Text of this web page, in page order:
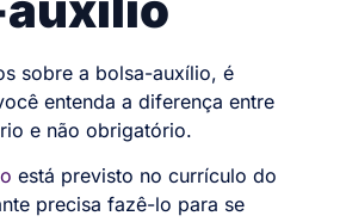
sobre a bolsa-auxílio, é
entenda a diferença entre
e não obrigatório.
está previsto no currículo do
precisa fazê-lo para se